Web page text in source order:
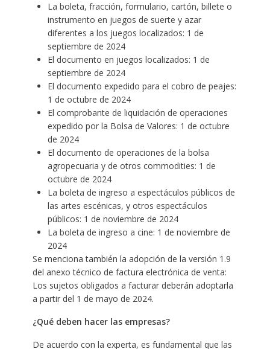
La boleta, fracción, formulario, cartón, billete o
instrumento en juegos de suerte y azar
diferentes a los juegos localizados: 1 de
septiembre de 2024
El documento en juegos localizados: 1 de
septiembre de 2024
El documento expedido para el cobro de peajes:
1 de octubre de 2024
El comprobante de liquidación de operaciones
expedido por la Bolsa de Valores: 1 de octubre
de 2024
El documento de operaciones de la bolsa
agropecuaria y de otros commodities: 1 de
octubre de 2024
La boleta de ingreso a espectáculos públicos de
las artes escénicas, y otros espectáculos
públicos: 1 de noviembre de 2024
La boleta de ingreso a cine: 1 de noviembre de
2024
Se menciona también la adopción de la versión 1.9
del anexo técnico de factura electrónica de venta:
Los sujetos obligados a facturar deberán adoptarla
a partir del 1 de mayo de 2024.
¿Qué deben hacer las empresas?
De acuerdo con la experta, es fundamental que las